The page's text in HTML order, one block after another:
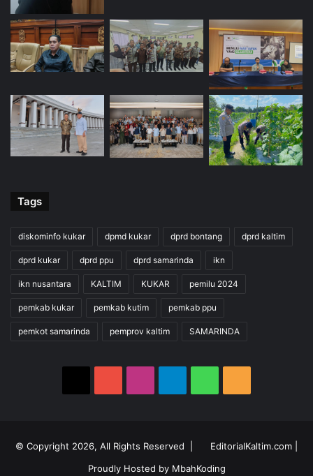
Tags
diskominfo kukar dpmd kukar dprd bontang dprd kaltim
dprd kukar dprd ppu dprd samarinda ikn
ikn nusantara KALTIM KUKAR pemilu 2024
pemkab kukar pemkab kutim pemkab ppu
pemkot samarinda pemprov kaltim SAMARINDA
© Copyright 2026, All Rights Reserved | EditorialKaltim.com
Proudly Hosted by MbahKoding